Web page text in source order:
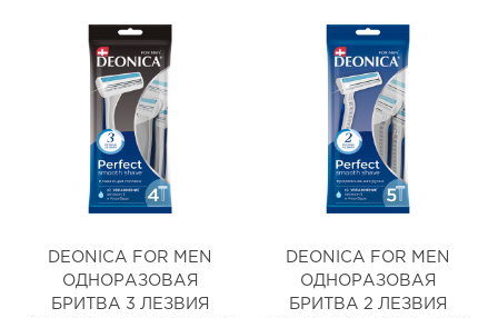
DEONICA FOR MEN
ОДНОРАЗОВАЯ
БРИТВА 3 ЛЕЗВИЯ
DEONICA FOR MEN
ОДНОРАЗОВАЯ
БРИТВА 2 ЛЕЗВИЯ